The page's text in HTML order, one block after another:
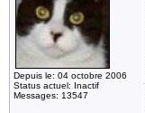
Depuis le: 04 octobre 2006
Status actuel: Inactif
Messages: 13547